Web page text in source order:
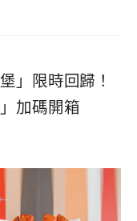
」限時回歸！
加碼開箱